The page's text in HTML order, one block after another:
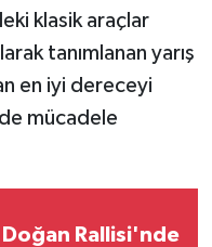
klasik araçlar
tanımlanan yarış
en iyi dereceyi
mücadele
Rallisi'nde